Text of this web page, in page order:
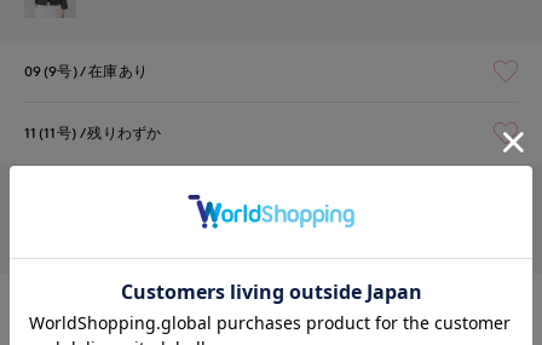
09(9号) 在庫あり
11(11号) 残りわずか
オフホワイト
在庫なし